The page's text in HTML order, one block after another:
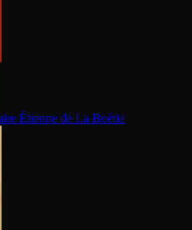
Étienne de La Boétie